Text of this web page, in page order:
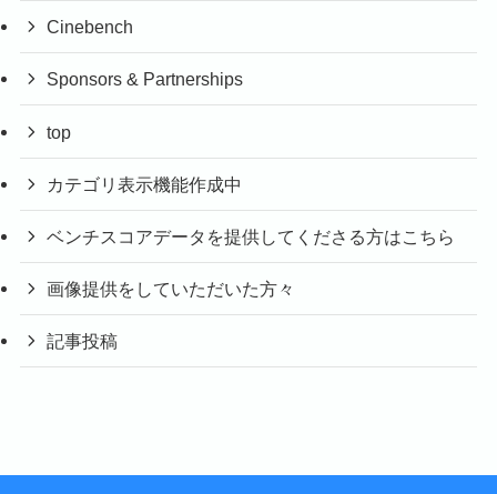
Cinebench
Sponsors & Partnerships
top
カテゴリ表示機能作成中
ベンチスコアデータを提供してくださる方はこちら
画像提供をしていただいた方々
記事投稿